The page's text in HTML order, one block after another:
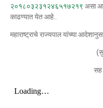
२०१८०३२३१२४६५१७२१९ असा
काढण्यात येत आहे..
महाराष्ट्राचे राज्यपाल यांच्या
सह